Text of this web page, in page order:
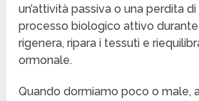
un’attività passiva o una perdita
processo biologico attivo
rigenera, ripara i tessuti e
ormonale.
Quando dormiamo poco o male,